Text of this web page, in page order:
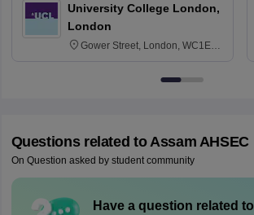
University College London,
London
Gower Street, London, WC1E
Questions related to Assam AHSEC
On Question asked by student community
Have a question related to